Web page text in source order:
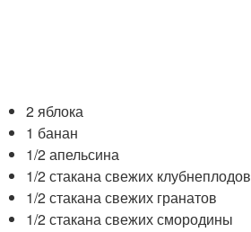
2 яблока
1 банан
1/2 апельсина
1/2 стакана свежих клубнеплодов
1/2 стакана свежих гранатов
1/2 стакана свежих смородины